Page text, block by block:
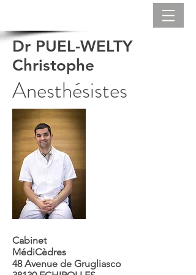
Dr PUEL-WELTY
Christophe
Anesthésistes
Cabinet
MédiCèdres
48 Avenue de Grugliasco